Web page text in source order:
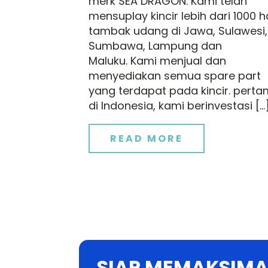
mensuplay kincir lebih dari 1000
tambak udang di Jawa, Sulawesi,
Sumbawa, Lampung dan
Maluku. Kami menjual dan
menyediakan semua spare part
yang terdapat pada kincir.
di Indonesia, kami berinvestasi […]
READ MORE